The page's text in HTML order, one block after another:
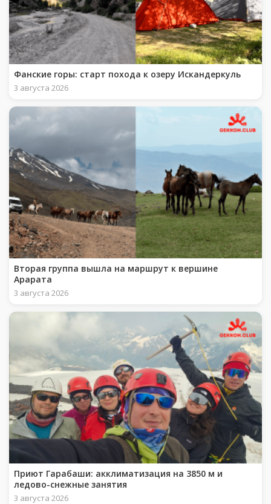
Фанские горы: старт похода к озеру Искандеркуль
3 августа 2026
Вторая группа вышла на маршрут к вершине
Арарата
3 августа 2026
Приют Гарабаши: акклиматизация на 3850 м и
ледово-снежные занятия
3 августа 2026